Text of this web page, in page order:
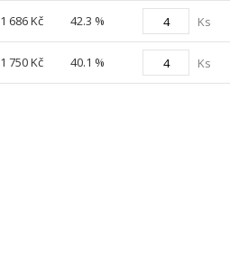
1 686 Kč 42.3 % Ks
1 750 Kč 40.1 % Ks